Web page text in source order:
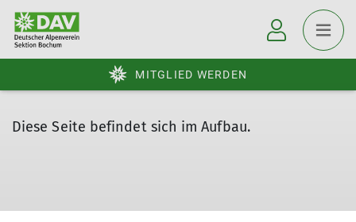
MITGLIED WERDEN
Diese Seite befindet sich im Aufbau.